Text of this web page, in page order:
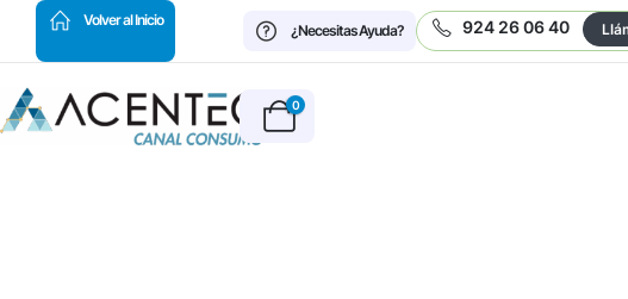
Volver al Inicio
¿Necesitas Ayuda?
924 26 06 40
0